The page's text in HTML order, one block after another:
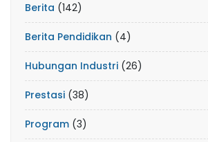
Berita (142)
Berita Pendidikan (4)
Hubungan Industri (26)
Prestasi (38)
Program (3)